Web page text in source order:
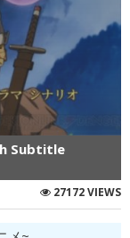
Subtitle
27172 VIEWS